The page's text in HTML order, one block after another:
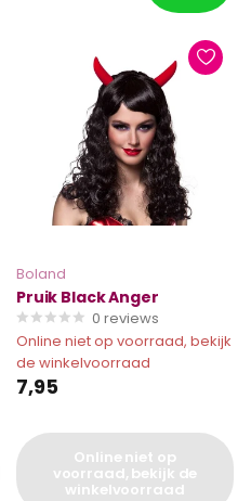
Boland
Pruik Black Anger
0 reviews
Online niet op voorraad, bekijk
de winkelvoorraad
7,95
Online niet op
voorraad, bekijk de
winkelvoorraad